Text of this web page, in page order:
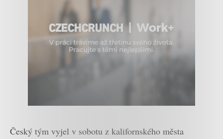
Český tým vyjel v sobotu z kalifornského města